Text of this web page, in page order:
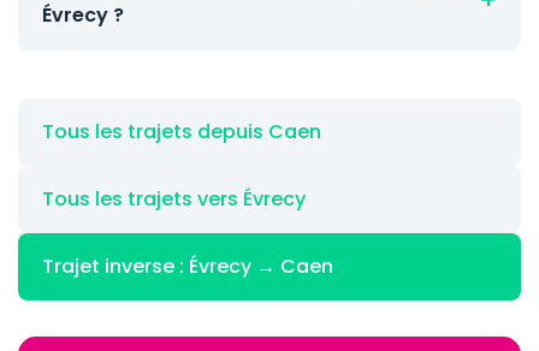
Évrecy ?
Tous les trajets depuis Caen
Tous les trajets vers Évrecy
Trajet inverse : Évrecy → Caen